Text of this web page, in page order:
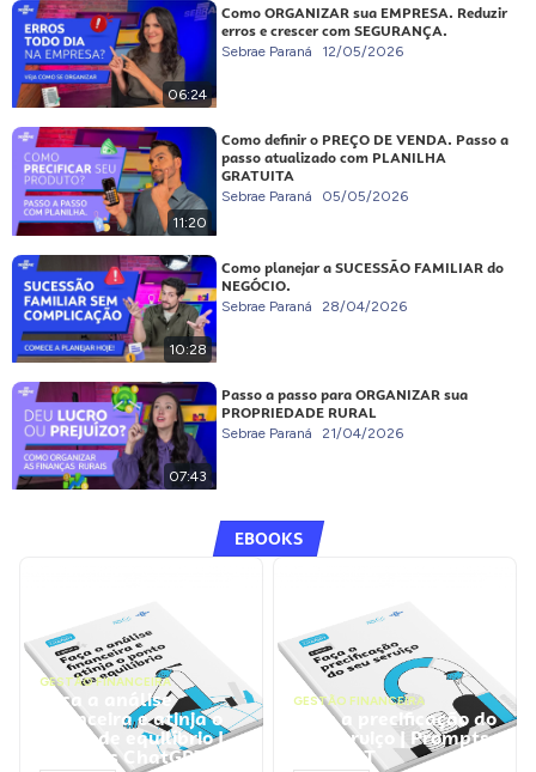
06:24
Como ORGANIZAR sua EMPRESA. Reduzir
erros e crescer com SEGURANÇA.
Sebrae Paraná 12/05/2026
11:20
Como definir o PREÇO DE VENDA. Passo a
passo atualizado com PLANILHA
GRATUITA
Sebrae Paraná 05/05/2026
10:28
Como planejar a SUCESSÃO FAMILIAR do
NEGÓCIO.
Sebrae Paraná 28/04/2026
07:43
Passo a passo para ORGANIZAR sua
PROPRIEDADE RURAL
Sebrae Paraná 21/04/2026
EBOOKS
GESTÃO FINANCEIRA
Faça a análise
financeira e atinja o
ponto de equilíbrio |
Prompts ChatGPT
GESTÃO FINANCEIRA
Faça a precificação do
seu serviço | Prompts
ChatGPT